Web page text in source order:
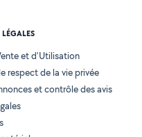
et d'Utilisation
respect de la vie privée
et contrôle des avis